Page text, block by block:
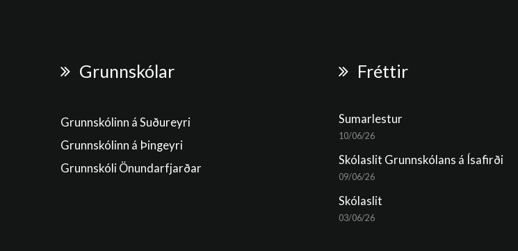
Grunnskólar
Grunnskólinn á Suðureyri
Grunnskólinn á Þingeyri
Grunnskóli Önundarfjarðar
Fréttir
Sumarlestur
10/06/26
Skólaslit Grunnskólans á Ísafirði
09/06/26
Skólaslit
03/06/26